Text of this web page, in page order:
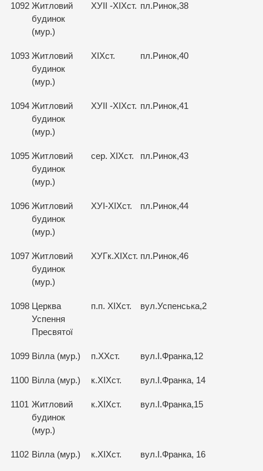
1092 Житловий
будинок
(мур.)
ХУІІ -ХІХст. пл.Ринок,38
1093 Житловий
будинок
(мур.)
ХІХст. пл.Ринок,40
1094 Житловий
будинок
(мур.)
ХУІІ -ХІХст. пл.Ринок,41
1095 Житловий
будинок
(мур.)
сер. ХІХст. пл.Ринок,43
1096 Житловий
будинок
(мур.)
ХУІ-ХІХст. пл.Ринок,44
1097 Житловий
будинок
(мур.)
ХУГк.ХІХст. пл.Ринок,46
1098 Церква
Успення
Пресвятої
п.п. ХІХст. вул.Успенська,2
1099 Вілла (мур.) п.ХХст. вул.І.Франка,12
1100 Вілла (мур.) к.ХІХст. вул.І.Франка, 14
1101 Житловий
будинок
(мур.)
к.ХІХст. вул.І.Франка,15
1102 Вілла (мур.) к.ХІХст. вул.І.Франка, 16